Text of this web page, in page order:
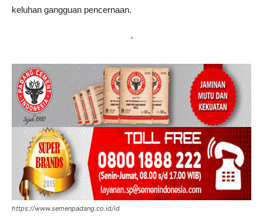
keluhan gangguan pencernaan.
*
https://www.semenpadang.co.id/id